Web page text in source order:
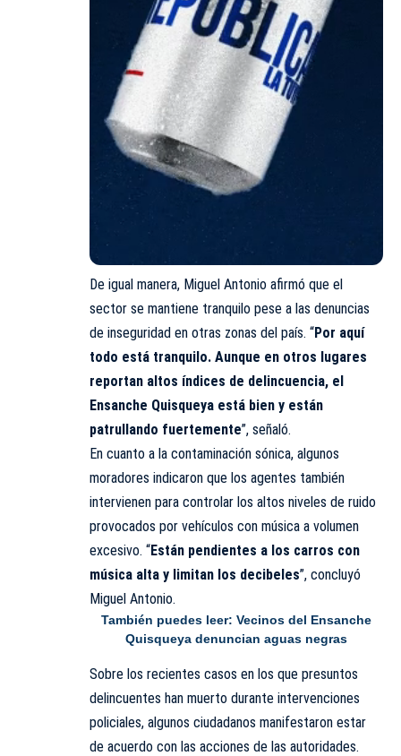
De igual manera, Miguel Antonio afirmó que el
sector se mantiene tranquilo pese a las denuncias
de inseguridad en otras zonas del país. “Por aquí
todo está tranquilo. Aunque en otros lugares
reportan altos índices de delincuencia, el
Ensanche Quisqueya está bien y están
patrullando fuertemente”, señaló.
En cuanto a la contaminación sónica, algunos
moradores indicaron que los agentes también
intervienen para controlar los altos niveles de ruido
provocados por vehículos con música a volumen
excesivo. “Están pendientes a los carros con
música alta y limitan los decibeles”, concluyó
Miguel Antonio.
También puedes leer: Vecinos del Ensanche
Quisqueya denuncian aguas negras
Sobre los recientes casos en los que presuntos
delincuentes han muerto durante intervenciones
policiales, algunos ciudadanos manifestaron estar
de acuerdo con las acciones de las autoridades.